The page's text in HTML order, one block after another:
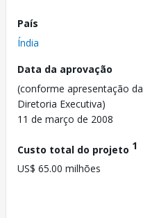
País
Índia
Data da aprovação
(conforme apresentação da
Diretoria Executiva)
11 de março de 2008
Custo total do projeto 1
US$ 65.00 milhões